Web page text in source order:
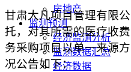
房地产
监测预测
经济监测分析
监测数据汇总
经济数据
甘肃大凡项目管理有限
托，对其所需的医疗收
务采购项目以单一来源
况公告如下：